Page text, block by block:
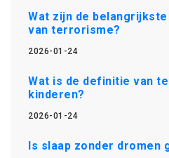
Wat zijn de
van terrorisme?
2026-01-24
Wat is de definitie van
kinderen?
2026-01-24
Is slaap zonder dromen